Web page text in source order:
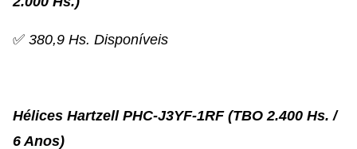
✅ 380,9 Hs. Disponíveis
Hélices Hartzell PHC-J3YF-1RF (TBO 2.400 Hs. /
6 Anos)